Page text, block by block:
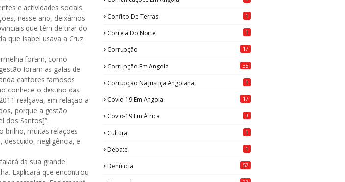
e actividades sociais.
nesse ano, deixámos
que têm de tirar do
que Isabel usava a Cruz
foram, como
foram as galas de
cantores famosos
conhece o destino das
realçava, em relação a
porque a gestão
dos Santos]”.
brilho, muitas relações
descuido, negligência, e
da sua grande
Explicará que encontrou
Conflito De Terras 1
Correia Do Norte 1
Corrupção 17
Corrupção Em Angola 35
Corrupção Na Justiça Angolana 1
Covid-19 Em Angola 17
Covid-19 Em África 3
Cultura 1
Debate 1
Denúncia 57